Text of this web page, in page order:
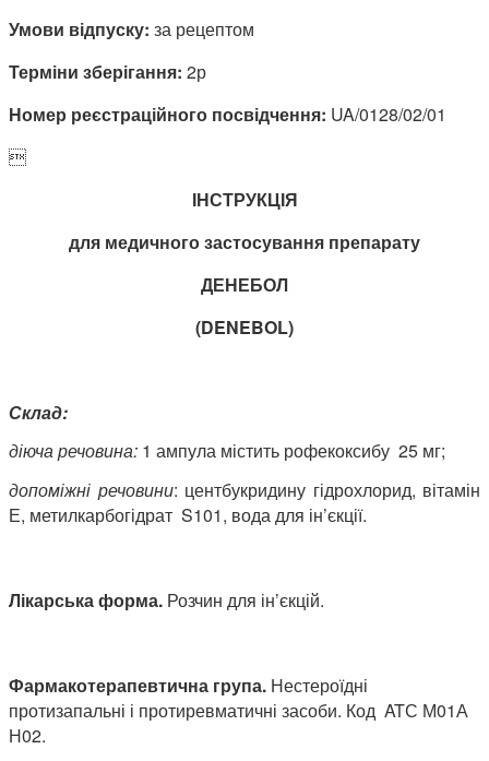
Умови відпуску: за рецептом
Терміни зберігання: 2р
Номер реєстраційного посвідчення: UA/0128/02/01

ІНСТРУКЦІЯ
для медичного застосування препарату
ДЕНЕБОЛ
(DENEBOL)
Склад:
діюча речовина: 1 ампула містить рофекоксибу 25 мг;
допоміжні речовини: центбукридину гідрохлорид, вітамін
Е, метилкарбогідрат S101, вода для ін’єкції.
Лікарська форма. Розчин для ін’єкцій.
Фармакотерапевтична група. Нестероїдні
протизапальні і протиревматичні засоби. Код ATС М01А
Н02.